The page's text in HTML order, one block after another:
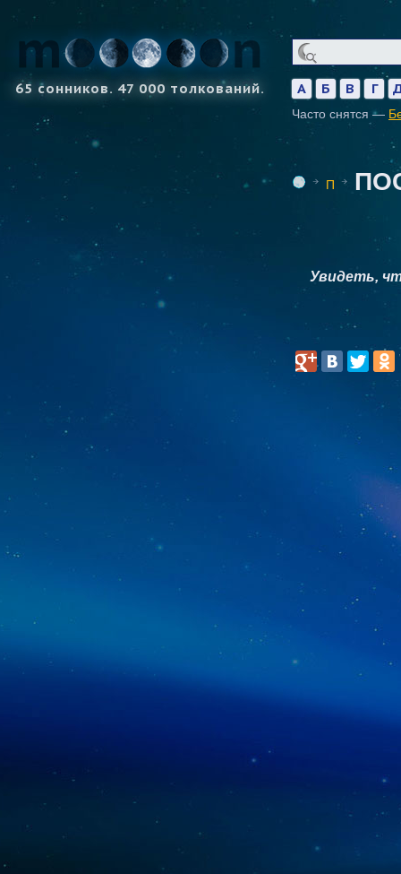
65 сонников. 47 000 толкований. А Б В Г
Часто снятся —
П
Увидеть,